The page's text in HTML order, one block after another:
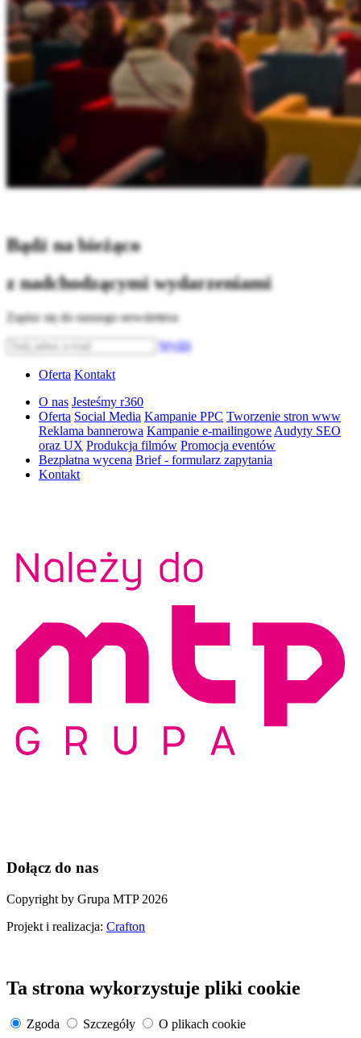
Bądź na bieżąco
z nadchodzącymi wydarzeniami
Zapisz się do naszego newslettera
Wyślij
Oferta Kontakt
O nas Jesteśmy r360
Oferta Social Media Kampanie PPC Tworzenie stron www
Reklama bannerowa Kampanie e-mailingowe Audyty SEO
oraz UX Produkcja filmów Promocja eventów
Bezpłatna wycena Brief - formularz zapytania
Kontakt
Dołącz do nas
Copyright by Grupa MTP 2026
Projekt i realizacja: Crafton
Ta strona wykorzystuje pliki cookie
Zgoda Szczegóły
O plikach cookie